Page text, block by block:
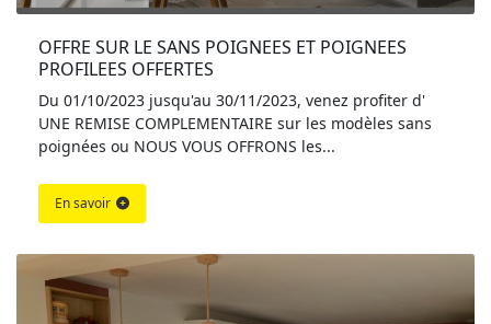
OFFRE SUR LE SANS POIGNEES ET POIGNEES
PROFILEES OFFERTES
Du 01/10/2023 jusqu'au 30/11/2023, venez profiter d'
UNE REMISE COMPLEMENTAIRE sur les modèles sans
poignées ou NOUS VOUS OFFRONS les...
En savoir